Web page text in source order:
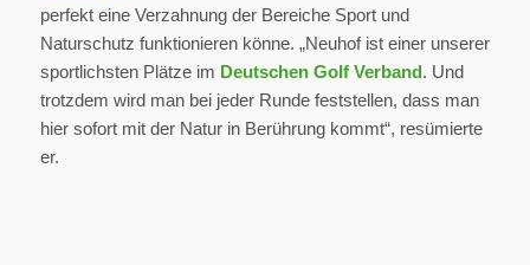
perfekt eine Verzahnung der Bereiche Sport und
Naturschutz funktionieren könne. „Neuhof ist einer unserer
sportlichsten Plätze im Deutschen Golf Verband. Und
trotzdem wird man bei jeder Runde feststellen, dass man
hier sofort mit der Natur in Berührung kommt“, resümierte
er.